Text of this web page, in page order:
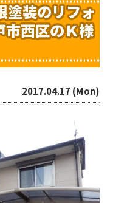
塗装のリフォ
市西区のＫ様
2017.04.17 (Mon)